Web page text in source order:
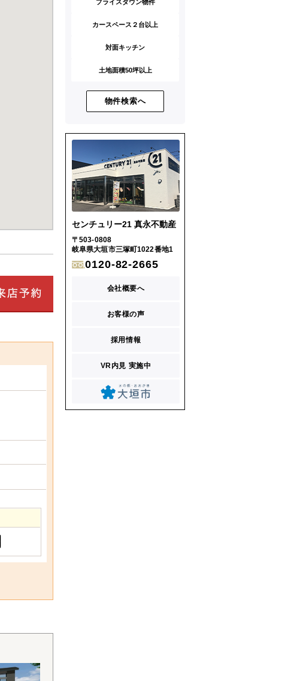
プライスダウン物件
カースペース２台以上
対面キッチン
土地面積50坪以上
物件検索へ
センチュリー21 真永不動産
〒503-0808
岐阜県大垣市三塚町1022番地1
0120-82-2665
会社概要へ
お客様の声
採用情報
VR内見 実施中